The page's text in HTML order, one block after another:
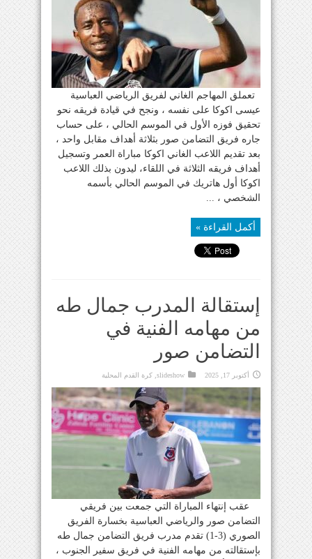
تعملق المهاجم الغاني لفريق الرياضي العباسية
عيسى اكوكا على نفسه ، ونجح في قيادة فريقه نحو
تحقيق فوزه الأول في الموسم الحالي ، على حساب
جاره فريق التضامن صور بثلاثة أهداف مقابل واحد ،
بعد تقديم اللاعب الغاني اكوكا مباراة العمر وتسجيل
أهداف فريقه الثلاثة في اللقاء، ليدون بذلك اللاعب
اكوكا أول هاتريك في الموسم الحالي بأسمه
الشخصي ، ...
أكمل القراءة »
إستقالة المدرب جمال طه
من مهامه الفنية في
التضامن صور
أكتوبر 17, 2025 slideshow كرة القدم المحلية
عقب إنتهاء المباراة التي جمعت بين فريقي
التضامن صور والرياضي العباسية بخسارة الفريق
الصوري (3-1) تقدم مدرب فريق التضامن جمال طه
بإستقالته من مهامه الفنية في فريق سفير الجنوب ،